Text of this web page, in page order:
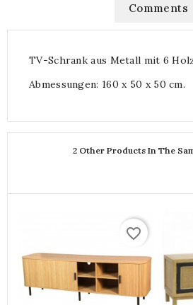
Comments
TV-Schrank aus Metall mit 6
Abmessungen: 160 x 50 x 50 cm.
2 Other Products In The
favorite_border